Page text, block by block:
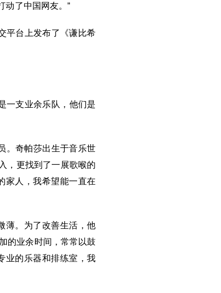
动了中国网友。”
平台上发布了《谦比希
一支业余乐队，他们是
。奇帕莎出生于音乐世
，更找到了一展歌喉的
家人，我希望能一直在
薄。为了改善生活，他
的业余时间，常常以鼓
业的乐器和排练室，我